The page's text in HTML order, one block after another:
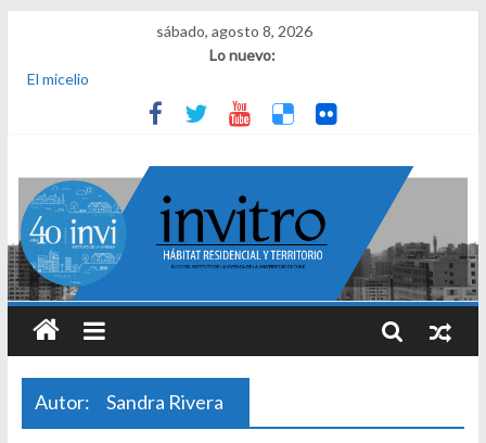
sábado, agosto 8, 2026
Lo nuevo:
El micelio
Receta para viajar al pasado
Una noche y el amanecer en Dignidad
INVI
El derecho a habitar
Autor: Sandra Rivera